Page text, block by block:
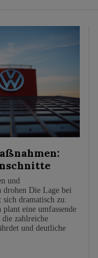
und
drohen Die Lage bei
sich dramatisch zu:
plant eine umfassende
zahlreiche
und deutliche